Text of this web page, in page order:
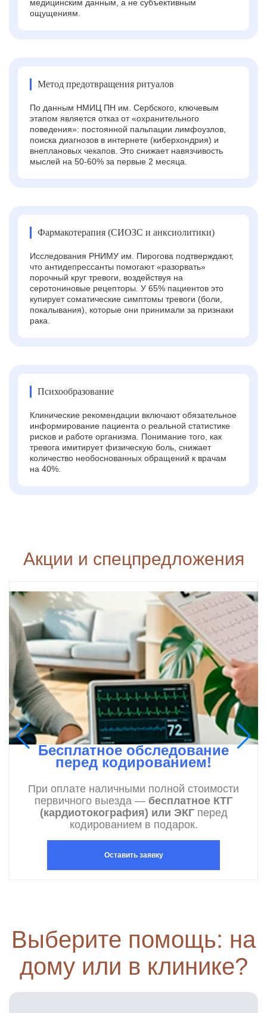
медицинским данным, а не субъективным
ощущениям.
Метод предотвращения ритуалов
По данным НМИЦ ПН им. Сербского, ключевым
этапом является отказ от «охранительного
поведения»: постоянной пальпации лимфоузлов,
поиска диагнозов в интернете (киберхондрия) и
внеплановых чекапов. Это снижает навязчивость
мыслей на 50-60% за первые 2 месяца.
Фармакотерапия (СИОЗС и анксиолитики)
Исследования РНИМУ им. Пирогова подтверждают,
что антидепрессанты помогают «разорвать»
порочный круг тревоги, воздействуя на
серотониновые рецепторы. У 65% пациентов это
купирует соматические симптомы тревоги (боли,
покалывания), которые они принимали за признаки
рака.
Психообразование
Клинические рекомендации включают обязательное
информирование пациента о реальной статистике
рисков и работе организма. Понимание того, как
тревога имитирует физическую боль, снижает
количество необоснованных обращений к врачам
на 40%.
Акции и спецпредложения
Бесплатное обследование
перед кодированием!
При оплате наличными полной стоимости
первичного выезда — бесплатное КТГ
(кардиотокография) или ЭКГперед
кодированием в подарок.
Оставить заявку
Выберите помощь: на
дому или в клинике?